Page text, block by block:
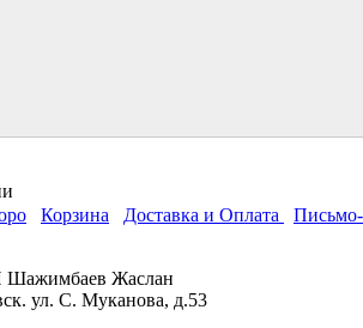
Корзина Доставка и Оплата
Шажимбаев Жаслан
ул. С. Муканова, д.53